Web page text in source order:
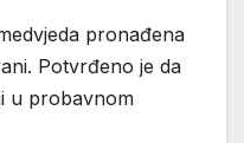
pronađena
Potvrđeno je da
u probavnom